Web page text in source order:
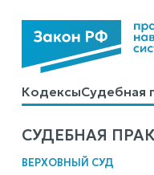
КодексыСудебная
Калькуляторы
СУДЕБНАЯ
ВЕРХОВНЫЙ СУД